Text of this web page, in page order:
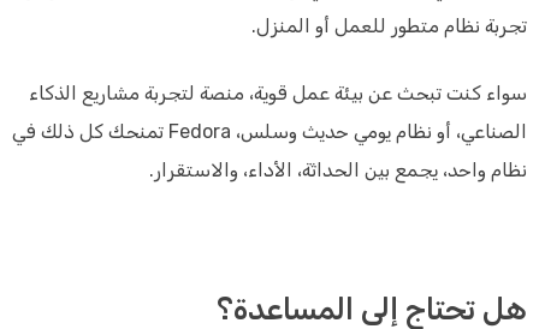
تجربة نظام متطور للعمل أو المنزل.
سواء كنت تبحث عن بيئة عمل قوية، منصة لتجربة مشاريع الذكاء
الصناعي، أو نظام يومي حديث وسلس، Fedora تمنحك كل ذلك في
نظام واحد، يجمع بين الحداثة، الأداء، والاستقرار.
هل تحتاج إلى المساعدة؟